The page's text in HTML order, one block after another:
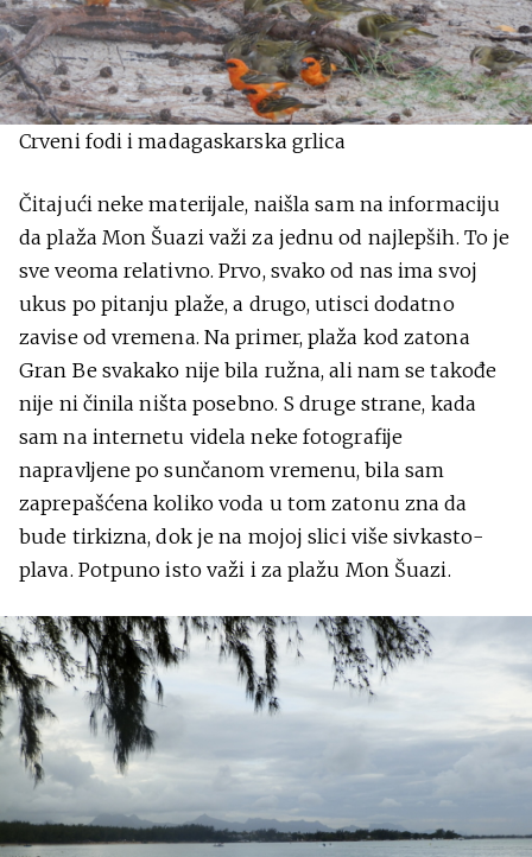
Crveni fodi i madagaskarska grlica
Čitajući neke materijale, naišla sam na informaciju
da plaža Mon Šuazi važi za jednu od najlepših. To je
sve veoma relativno. Prvo, svako od nas ima svoj
ukus po pitanju plaže, a drugo, utisci dodatno
zavise od vremena. Na primer, plaža kod zatona
Gran Be svakako nije bila ružna, ali nam se takođe
nije ni činila ništa posebno. S druge strane, kada
sam na internetu videla neke fotografije
napravljene po sunčanom vremenu, bila sam
zaprepašćena koliko voda u tom zatonu zna da
bude tirkizna, dok je na mojoj slici više sivkasto-
plava. Potpuno isto važi i za plažu Mon Šuazi.